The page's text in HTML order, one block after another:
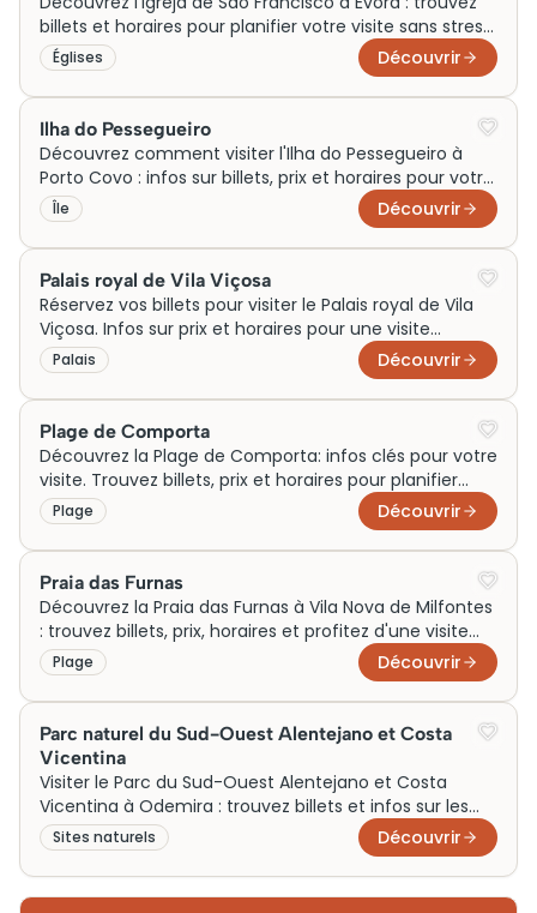
billets et horaires pour planifier votre visite sans stress
et explorer ce joyau historique.
Églises Découvrir
Ilha do Pessegueiro
Découvrez comment visiter l'Ilha do Pessegueiro à
Porto Covo : infos sur billets, prix et horaires pour votre
prochaine visite inoubliable.
Île Découvrir
Palais royal de Vila Viçosa
Réservez vos billets pour visiter le Palais royal de Vila
Viçosa. Infos sur prix et horaires pour une visite
inoubliable!
Palais Découvrir
Plage de Comporta
Découvrez la Plage de Comporta: infos clés pour votre
visite. Trouvez billets, prix et horaires pour planifier
votre escapade en un clin d'œil !
Plage Découvrir
Praia das Furnas
Découvrez la Praia das Furnas à Vila Nova de Milfontes
: trouvez billets, prix, horaires et profitez d'une visite
inoubliable. Réservez dès maintenant !
Plage Découvrir
Parc naturel du Sud-Ouest Alentejano et Costa
Vicentina
Visiter le Parc du Sud-Ouest Alentejano et Costa
Vicentina à Odemira : trouvez billets et infos sur les
horaires pour une visite inoubliable.
Sites naturels Découvrir